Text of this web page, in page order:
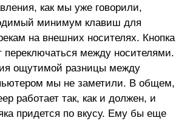
как мы уже говорили,
минимум клавиш для
на внешних носителях. Кнопка
переключаться между носителями.
ощутимой разницы между
мы не заметили. В общем,
работает так, как и должен, и
придется по вкусу. Ему бы еще